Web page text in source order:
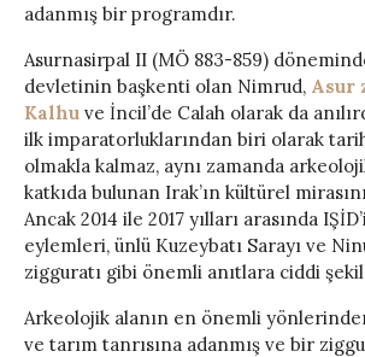
adanmış bir programdır.
Asurnasirpal II (MÖ 883-859)
devletinin başkenti olan Nimrud, Asur
Kalhu ve İncil’de Calah olarak da
ilk imparatorluklarından biri olarak
olmakla kalmaz, aynı zamanda
katkıda bulunan Irak’ın kültürel
Ancak 2014 ile 2017 yılları arasında
eylemleri, ünlü Kuzeybatı Sarayı ve
zigguratı gibi önemli anıtlara ciddi
Arkeolojik alanın en önemli
ve tarım tanrısına adanmış ve bir